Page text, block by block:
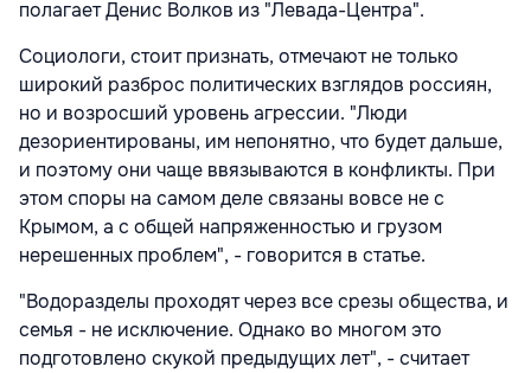
полагает Денис Волков из "Левада-Центра".
Социологи, стоит признать, отмечают не только
широкий разброс политических взглядов россиян,
но и возросший уровень агрессии. "Люди
дезориентированы, им непонятно, что будет дальше,
и поэтому они чаще ввязываются в конфликты. При
этом споры на самом деле связаны вовсе не с
Крымом, а с общей напряженностью и грузом
нерешенных проблем", - говорится в статье.
"Водоразделы проходят через все срезы общества, и
семья - не исключение. Однако во многом это
подготовлено скукой предыдущих лет", - считает